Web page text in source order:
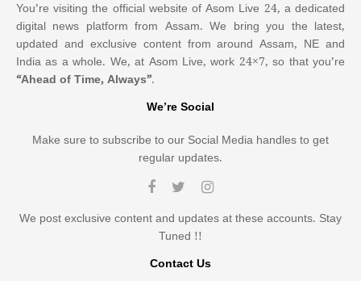
You’re visiting the official website of Asom Live 24, a dedicated
digital news platform from Assam. We bring you the latest,
updated and exclusive content from around Assam, NE and
India as a whole. We, at Asom Live, work 24×7, so that you’re
“Ahead of Time, Always”.
We’re Social
Make sure to subscribe to our Social Media handles to get
regular updates.
We post exclusive content and updates at these accounts. Stay
Tuned !!
Contact Us